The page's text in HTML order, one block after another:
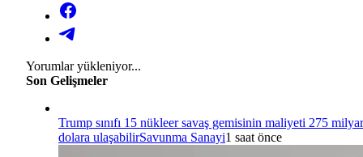
Yorumlar yükleniyor...
Son Gelişmeler
Trump sınıfı 15 nükleer savaş gemisinin maliyeti 275 milyar
dolara ulaşabilirSavunma Sanayi1 saat önce